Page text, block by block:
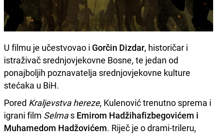
U filmu je učestvovao i Gorčin Dizdar, historičar i
istraživač srednjovjekovne Bosne, te jedan od
ponajboljih poznavatelja srednjovjekovne kulture
stećaka u BiH.
Pored Kraljevstva hereze, Kulenović trenutno sprema i
igrani film Selmas Emirom Hadžihafizbegovićem i
Muhamedom Hadžovićem. Riječ je o drami-trileru,